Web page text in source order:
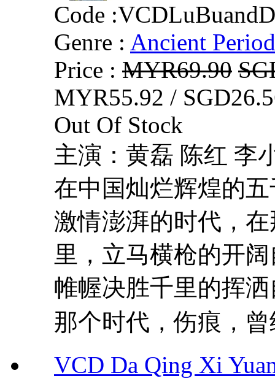
Code :
Genre : Ancient Period
Price : MYR69.90
MYR55.92 /
Out Of Stock
主演：黄磊 陈红 李
在中国灿烂辉煌的
激情澎湃的时代，
里，立马横枪的开
帷幄决胜千里的挥
那个时代，伤痕，
VCD Da Qing Xi